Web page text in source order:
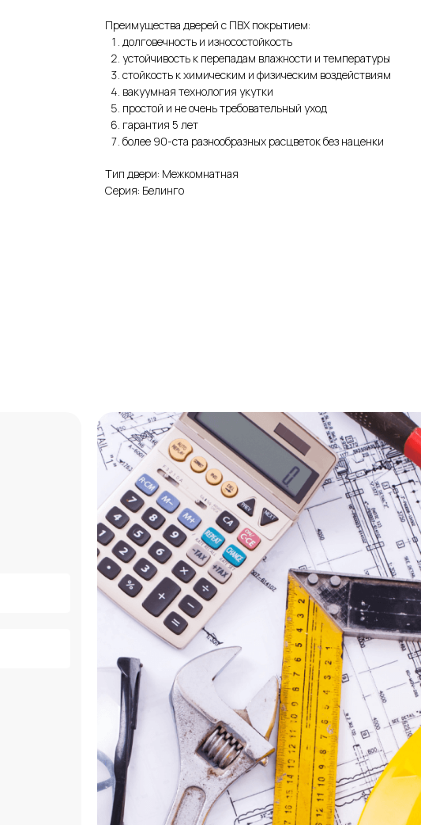
Преимущества дверей с ПВХ покрытием:
долговечность и износостойкость
устойчивость к перепадам влажности и температуры
стойкость к химическим и физическим воздействиям
вакуумная технология укутки
простой и не очень требовательный уход
гарантия 5 лет
более 90-ста разнообразных расцветок без наценки
Тип двери: Межкомнатная
Серия: Белинго